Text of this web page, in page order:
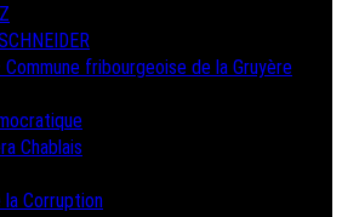
Commune fribourgeoise de la Gruyère
Chablais
la Corruption